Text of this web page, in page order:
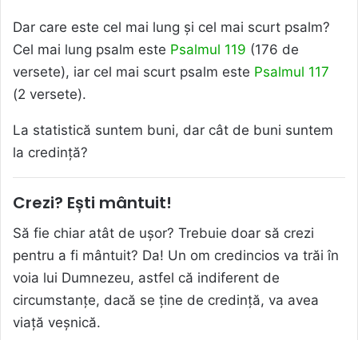
Dar care este cel mai lung și cel mai scurt psalm?
Cel mai lung psalm este Psalmul 119 (176 de
versete), iar cel mai scurt psalm este Psalmul 117
(2 versete).
La statistică suntem buni, dar cât de buni suntem
la credință?
Crezi? Ești mântuit!
Să fie chiar atât de ușor? Trebuie doar să crezi
pentru a fi mântuit? Da! Un om credincios va trăi în
voia lui Dumnezeu, astfel că indiferent de
circumstanțe, dacă se ține de credință, va avea
viață veșnică.